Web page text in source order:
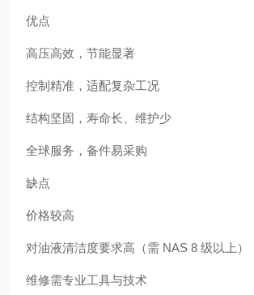
优点
高压高效，节能显著
控制精准，适配复杂工况
结构坚固，寿命长、维护少
全球服务，备件易采购
缺点
价格较高
对油液清洁度要求高（需 NAS 8 级以上）
维修需专业工具与技术